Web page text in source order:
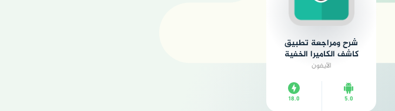
شرح ومراجعة تطبيق
كاشف الكاميرا الخفية
الآيفون
5.0
18.0